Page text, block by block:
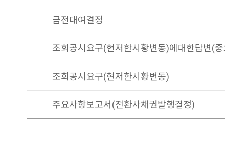
금전대여결정
조회공시요구(현저한시황변동)에대한답변(
조회공시요구(현저한시황변동)
주요사항보고서(전환사채권발행결정)